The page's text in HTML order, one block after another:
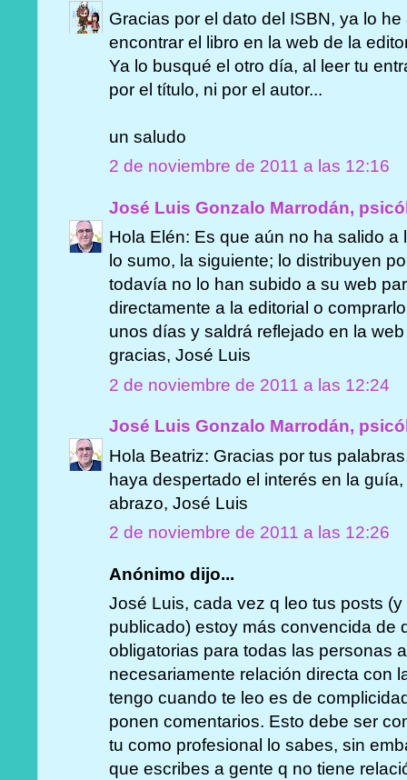
Gracias por el dato del ISBN, ya lo
encontrar el libro en la web de la
Ya lo busqué el otro día, al leer tu
por el título, ni por el autor...
un saludo
2 de noviembre de 2011 a las 12:16
José Luis Gonzalo Marrodán,
Hola Elén: Es que aún no ha salido
lo sumo, la siguiente; lo distribuyen
todavía no lo han subido a su web
directamente a la editorial o
unos días y saldrá reflejado en la
gracias, José Luis
2 de noviembre de 2011 a las 12:24
José Luis Gonzalo Marrodán,
Hola Beatriz: Gracias por tus
haya despertado el interés en la
abrazo, José Luis
2 de noviembre de 2011 a las 12:26
Anónimo dijo...
José Luis, cada vez q leo tus posts
publicado) estoy más convencida de
obligatorias para todas las personas
necesariamente relación directa con
tengo cuando te leo es de
ponen comentarios. Esto debe ser
tu como profesional lo sabes, sin
que escribes a gente q no tiene